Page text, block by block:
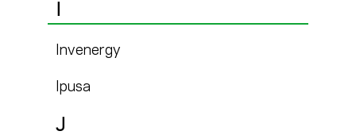
Invenergy
Ipusa
J